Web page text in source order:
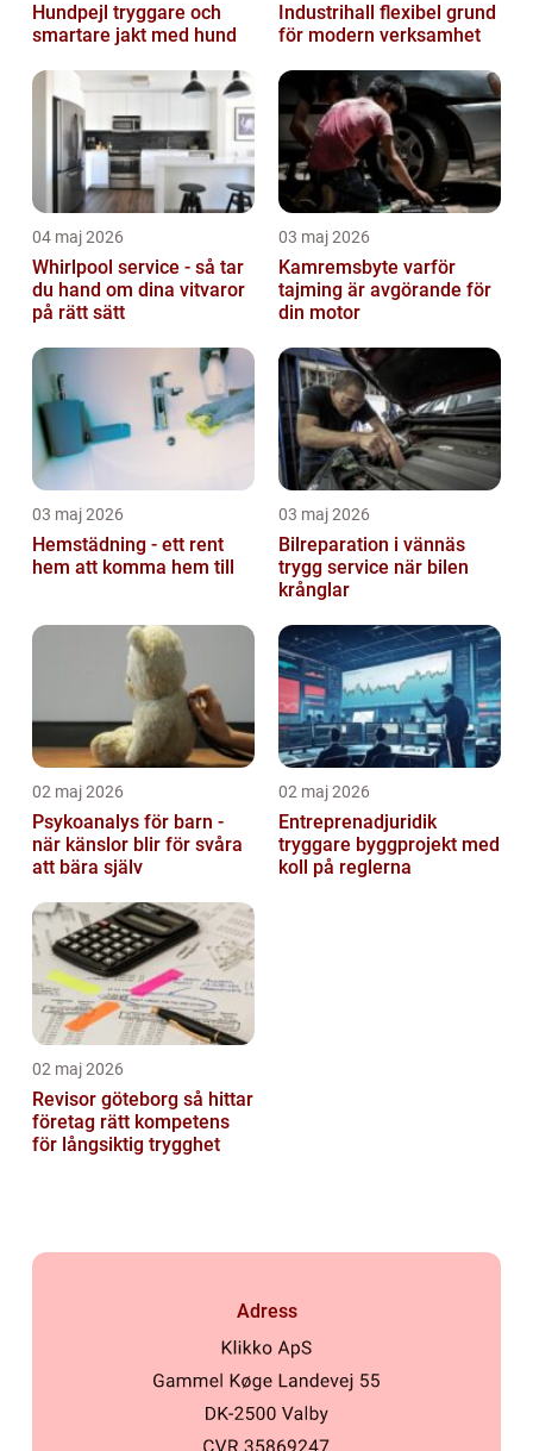
Hundpejl tryggare och
smartare jakt med hund
Industrihall flexibel grund
för modern verksamhet
04 maj 2026
Whirlpool service - så tar
du hand om dina vitvaror
på rätt sätt
03 maj 2026
Kamremsbyte varför
tajming är avgörande för
din motor
03 maj 2026
Hemstädning - ett rent
hem att komma hem till
03 maj 2026
Bilreparation i vännäs
trygg service när bilen
krånglar
02 maj 2026
Psykoanalys för barn -
när känslor blir för svåra
att bära själv
02 maj 2026
Entreprenadjuridik
tryggare byggprojekt med
koll på reglerna
02 maj 2026
Revisor göteborg så hittar
företag rätt kompetens
för långsiktig trygghet
Adress